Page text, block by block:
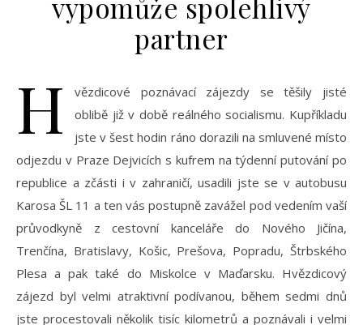
vypomůže spolehlivý
partner
H
vězdicové poznávací zájezdy se těšily jisté
oblibě již v době reálného socialismu. Kupříkladu
jste v šest hodin ráno dorazili na smluvené místo
odjezdu v Praze Dejvicích s kufrem na týdenní putování po
republice a zčásti i v zahraničí, usadili jste se v autobusu
Karosa ŠL 11 a ten vás postupně zavážel pod vedením vaší
průvodkyně z cestovní kanceláře do Nového Jičína,
Trenčína, Bratislavy, Košic, Prešova, Popradu, Štrbského
Plesa a pak také do Miskolce v Maďarsku. Hvězdicový
zájezd byl velmi atraktivní podívanou, během sedmi dnů
jste procestovali několik tisíc kilometrů a poznávali i velmi